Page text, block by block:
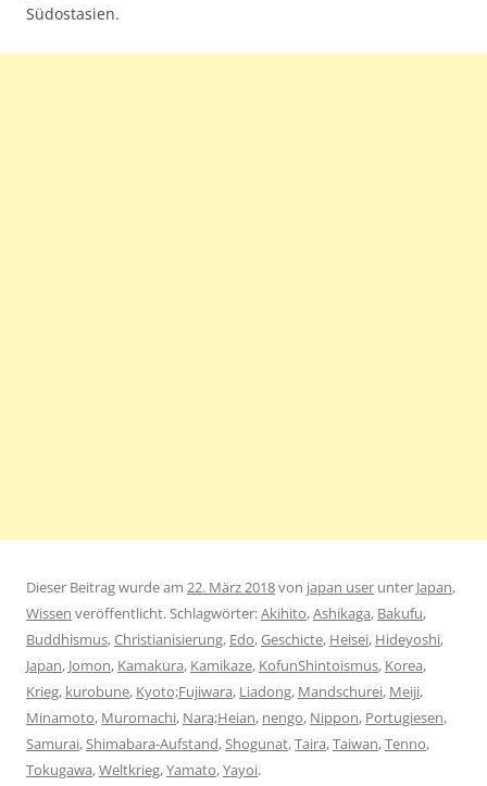
Südostasien.
Dieser Beitrag wurde am 22. März 2018von japan user unter Japan,
Wissen veröffentlicht. Schlagwörter:Akihito,Ashikaga, Bakufu,
Buddhismus,Christianisierung, Edo,Geschicte, Heisei, Hideyoshi,
Japan, Jomon, Kamakura, Kamikaze, KofunShintoismus, Korea,
Krieg, kurobune, Kyoto;Fujiwara, Liadong, Mandschurei, Meiji,
Minamoto, Muromachi, Nara;Heian, nengo, Nippon, Portugiesen,
Samurai,Shimabara-Aufstand,Shogunat,Taira,Taiwan,Tenno,
Tokugawa,Weltkrieg,Yamato,Yayoi.